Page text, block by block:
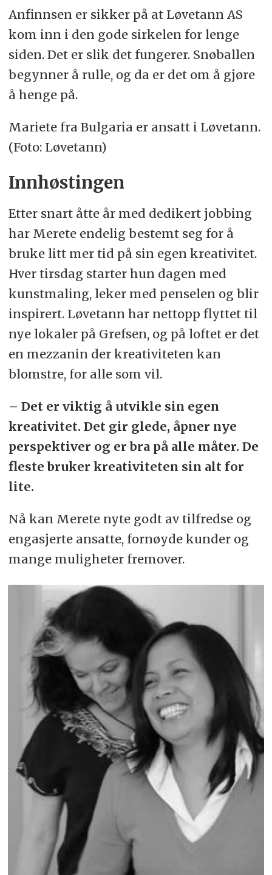
Anfinnsen er sikker på at Løvetann AS
kom inn i den gode sirkelen for lenge
siden. Det er slik det fungerer. Snøballen
begynner å rulle, og da er det om å gjøre
å henge på.
Mariete fra Bulgaria er ansatt i Løvetann.
(Foto: Løvetann)
Innhøstingen
Etter snart åtte år med dedikert jobbing
har Merete endelig bestemt seg for å
bruke litt mer tid på sin egen kreativitet.
Hver tirsdag starter hun dagen med
kunstmaling, leker med penselen og blir
inspirert. Løvetann har nettopp flyttet til
nye lokaler på Grefsen, og på loftet er det
en mezzanin der kreativiteten kan
blomstre, for alle som vil.
– Det er viktig å utvikle sin egen
kreativitet. Det gir glede, åpner nye
perspektiver og er bra på alle måter. De
fleste bruker kreativiteten sin alt for
lite.
Nå kan Merete nyte godt av tilfredse og
engasjerte ansatte, fornøyde kunder og
mange muligheter fremover.